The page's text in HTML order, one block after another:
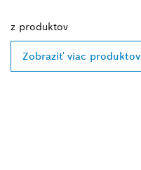
z produktov
Zobraziť viac produktov